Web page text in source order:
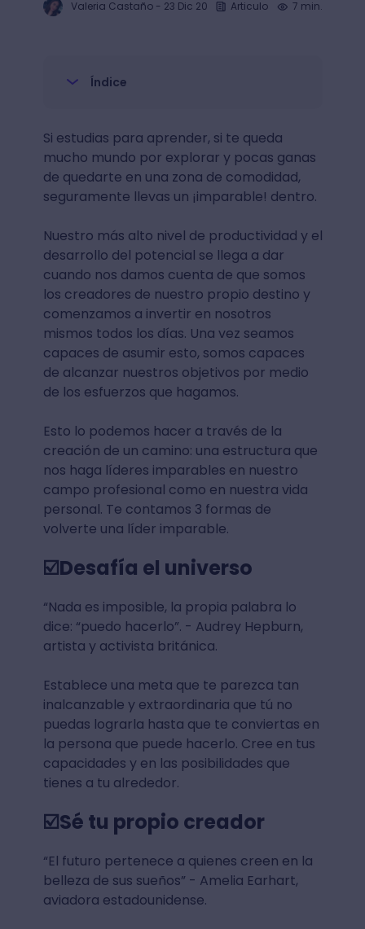
Valeria Castaño- 23 Dic 20 Articulo 7 min.
Índice
Si estudias para aprender, si te queda
mucho mundo por explorar y pocas ganas
de quedarte en una zona de comodidad,
seguramente llevas un ¡imparable! dentro.
Nuestro más alto nivel de productividad y el
desarrollo del potencial se llega a dar
cuando nos damos cuenta de que somos
los creadores de nuestro propio destino y
comenzamos a invertir en nosotros
mismos todos los días. Una vez seamos
capaces de asumir esto, somos capaces
de alcanzar nuestros objetivos por medio
de los esfuerzos que hagamos.
Esto lo podemos hacer a través de la
creación de un camino: una estructura que
nos haga líderes imparables en nuestro
campo profesional como en nuestra vida
personal. Te contamos 3 formas de
volverte una líder imparable.
☑️Desafía el universo
“Nada es imposible, la propia palabra lo
dice: “puedo hacerlo”. - Audrey Hepburn,
artista y activista británica.
Establece una meta que te parezca tan
inalcanzable y extraordinaria que tú no
puedas lograrla hasta que te conviertas en
la persona que puede hacerlo. Cree en tus
capacidades y en las posibilidades que
tienes a tu alrededor.
☑️Sé tu propio creador
“El futuro pertenece a quienes creen en la
belleza de sus sueños” - Amelia Earhart,
aviadora estadounidense.